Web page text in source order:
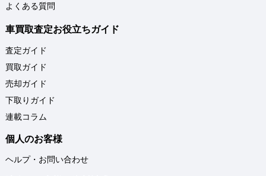
よくある質問
車買取査定お役立ちガイド
査定ガイド
買取ガイド
売却ガイド
下取りガイド
連載コラム
個人のお客様
ヘルプ・お問い合わせ